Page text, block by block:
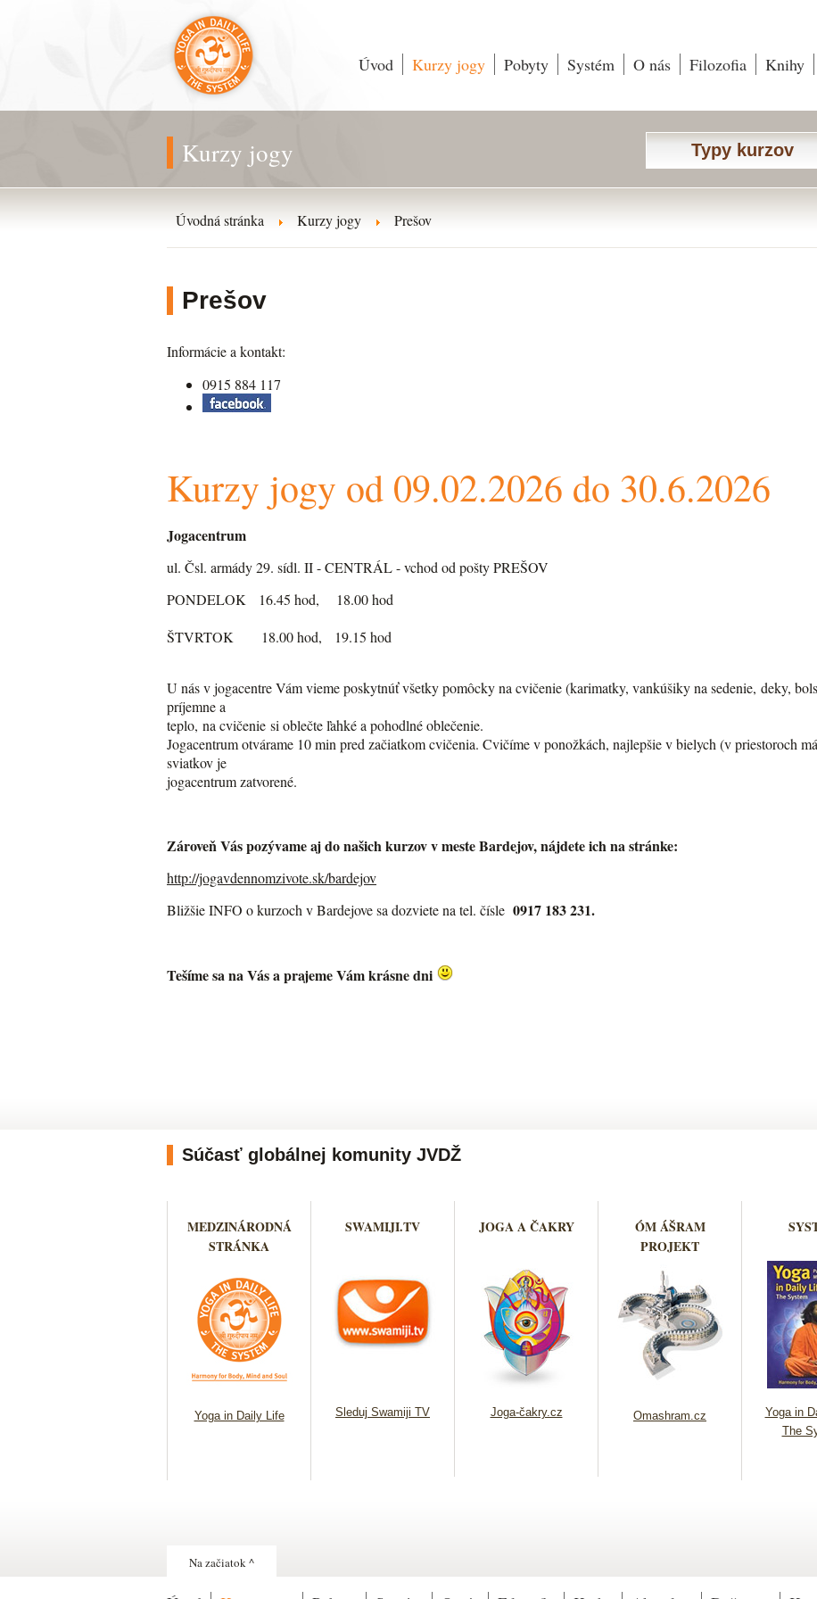
Úvod Kurzy jogy Pobyty Systém O nás Filozofia Knihy
Kurzy jogy Typy kurzov
Úvodná stránka Kurzy jogy Prešov
Prešov
Informácie a kontakt:
0915 884 117
Kurzy jogy od 09.02.2026 do 30.6.2026
Jogacentrum
ul. Čsl. armády 29. sídl. II - CENTRÁL - vchod od pošty PREŠOV
PONDELOK 16.45 hod, 18.00 hod
ŠTVRTOK 18.00 hod, 19.15 hod
U nás v jogacentre Vám vieme poskytnúť všetky pomôcky na cvičenie (karimatky, vankúšiky na sedenie, deky,
príjemne a
teplo, na cvičenie si oblečte ľahké a pohodlné oblečenie.
Jogacentrum otvárame 10 min pred začiatkom cvičenia. Cvičíme v ponožkách, najlepšie v bielych (v priestoroch
sviatkov je
jogacentrum zatvorené.
Zároveň Vás pozývame aj do našich kurzov v meste Bardejov, nájdete ich na stránke:
http://jogavdennomzivote.sk/bardejov
Bližšie INFO o kurzoch v Bardejove sa dozviete na tel. čísle 0917 183 231.
Tešíme sa na Vás a prajeme Vám krásne dni
Súčasť globálnej komunity JVDŽ
MEDZINÁRODNÁ
STRÁNKA
Yoga in Daily Life
SWAMIJI.TV
Sleduj Swamiji TV
JOGA A ČAKRY
Joga-čakry.cz
ÓM ÁŠRAM
PROJEKT
Omashram.cz
Yoga in
The
Na začiatok ^